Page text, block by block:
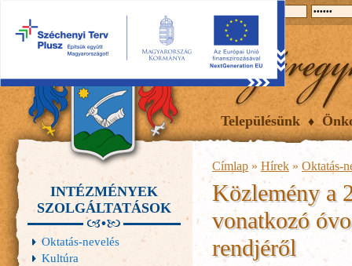
Településünk
Címlap » Hírek » Oktatás-
Közlemény a
vonatkozó
rendjéről
INTÉZMÉNYEK
SZOLGÁLTATÁSOK
Oktatás-nevelés
Kultúra